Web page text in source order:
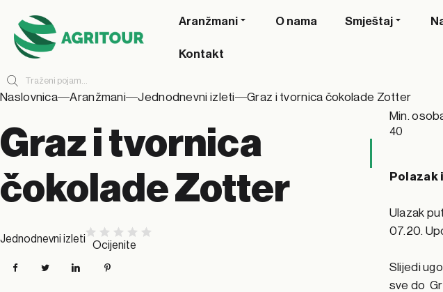
Aranžmani O nama Smještaj
Kontakt
Naslovnica Aranžmani Jednodnevni izleti Graz i tvornica čokolade Zotter
Graz i tvornica
čokolade Zotter
Jednodnevni izleti
Ocijenite
FacebookTwitter LinkedIn
Min.
40
Polazak
Ulazak
07.20.
Slijedi
sve do